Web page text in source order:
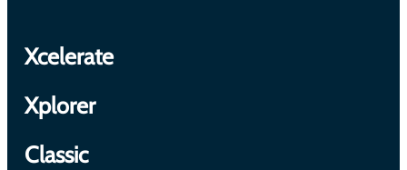
Xcelerate
Xplorer
Classic